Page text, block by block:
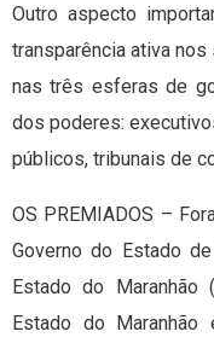
Outro aspecto
transparência ativa
nas três esferas de
dos poderes:
públicos, tribunais de
OS PREMIADOS –
Governo do Estado
Estado do Maranhão
Estado do